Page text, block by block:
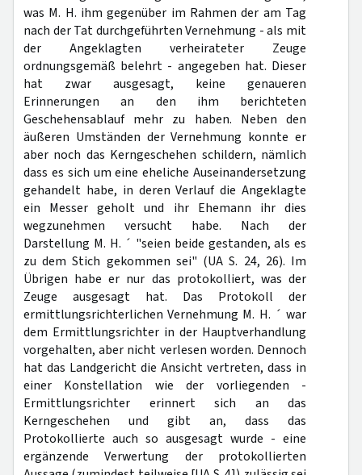
was M. H. ihm gegenüber im Rahmen der am Tag
nach der Tat durchgeführten Vernehmung - als mit
der Angeklagten verheirateter Zeuge
ordnungsgemäß belehrt - angegeben hat. Dieser
hat zwar ausgesagt, keine genaueren
Erinnerungen an den ihm berichteten
Geschehensablauf mehr zu haben. Neben den
äußeren Umständen der Vernehmung konnte er
aber noch das Kerngeschehen schildern, nämlich
dass es sich um eine eheliche Auseinandersetzung
gehandelt habe, in deren Verlauf die Angeklagte
ein Messer geholt und ihr Ehemann ihr dies
wegzunehmen versucht habe. Nach der
Darstellung M. H. ´ "seien beide gestanden, als es
zu dem Stich gekommen sei" (UA S. 24, 26). Im
Übrigen habe er nur das protokolliert, was der
Zeuge ausgesagt hat. Das Protokoll der
ermittlungsrichterlichen Vernehmung M. H. ´ war
dem Ermittlungsrichter in der Hauptverhandlung
vorgehalten, aber nicht verlesen worden. Dennoch
hat das Landgericht die Ansicht vertreten, dass in
einer Konstellation wie der vorliegenden -
Ermittlungsrichter erinnert sich an das
Kerngeschehen und gibt an, dass das
Protokollierte auch so ausgesagt wurde - eine
ergänzende Verwertung der protokollierten